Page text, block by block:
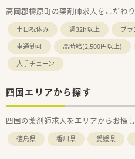
高岡郡檮原町の薬剤師求人をこだわ
土日祝休み 週32h以上 ブ
車通勤可
高時給(2,500円以上)
大手チェーン
四国エリアから探す
四国の薬剤師求人をエリアからお探
徳島県 香川県 愛媛県